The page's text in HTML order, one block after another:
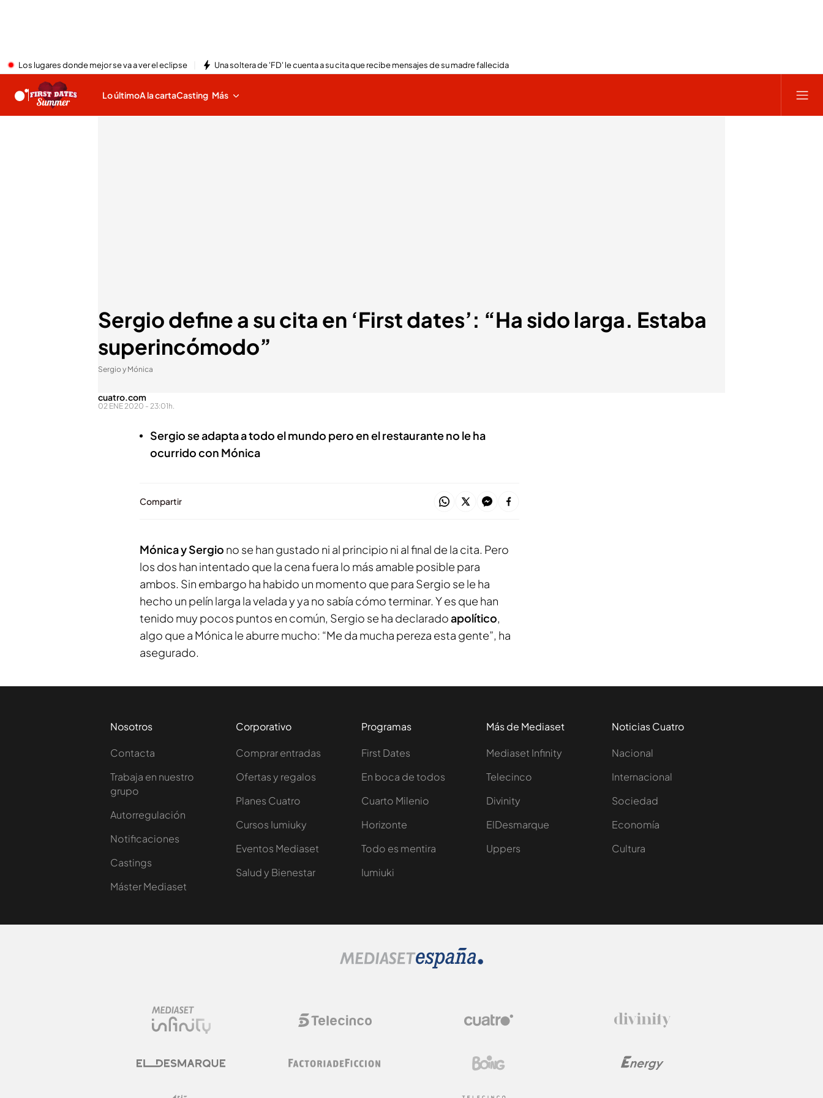
Los lugares donde mejor se va a ver el eclipse Una soltera de 'FD' le cuenta a su cita que recibe mensajes de su madre fallecida
Lo últimoA la cartaCasting Más
Sergio define a su cita en ‘First dates’: “Ha sido larga. Estaba
superincómodo”
Sergio y Mónica
cuatro.com
02 ENE 2020 - 23:01h.
Sergio se adapta a todo el mundo pero en el restaurante no le ha
ocurrido con Mónica
Compartir
Mónica y Sergio no se han gustado ni al principio ni al final de la cita. Pero
los dos han intentado que la cena fuera lo más amable posible para
ambos. Sin embargo ha habido un momento que para Sergio se le ha
hecho un pelín larga la velada y ya no sabía cómo terminar. Y es que han
tenido muy pocos puntos en común, Sergio se ha declaradoapolítico,
algo que a Mónica le aburre mucho: “Me da mucha pereza esta gente”, ha
asegurado.
Nosotros
Contacta
Trabaja en nuestro
grupo
Autorregulación
Notificaciones
Castings
Máster Mediaset
Corporativo
Comprar entradas
Ofertas y regalos
Planes Cuatro
Cursos Iumiuky
Eventos Mediaset
Salud y Bienestar
Programas
First Dates
En boca de todos
Cuarto Milenio
Horizonte
Todo es mentira
Iumiuki
Más de Mediaset
Mediaset Infinity
Telecinco
Divinity
ElDesmarque
Uppers
Noticias Cuatro
Nacional
Internacional
Sociedad
Economía
Cultura